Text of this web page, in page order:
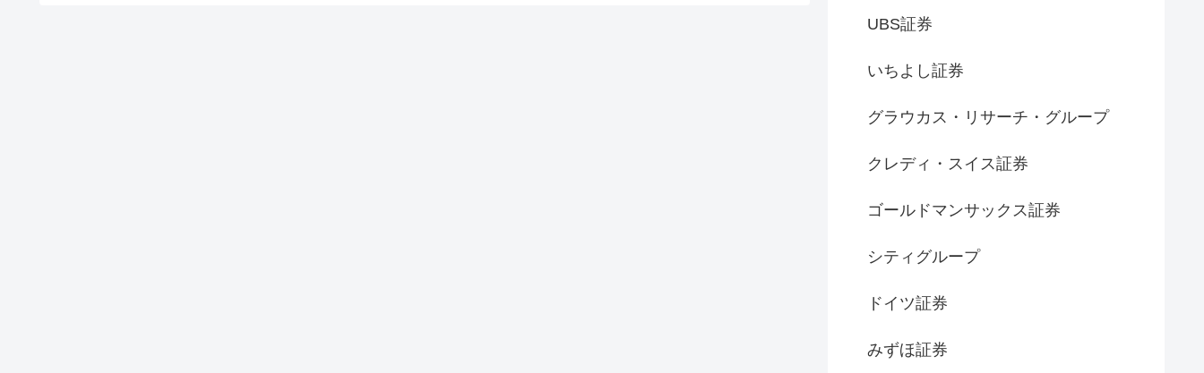
UBS証券
いちよし証券
グラウカス・リサーチ・グループ
クレディ・スイス証券
ゴールドマンサックス証券
シティグループ
ドイツ証券
みずほ証券